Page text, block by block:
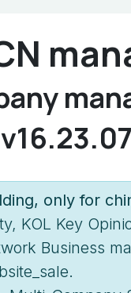
only for
KOL Key
Business